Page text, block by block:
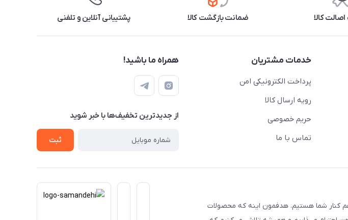
کالا ضمانت بازگشت کالا پشتیبانی آنلاین و تلفنی
خدمات مشتریان
پرداخت الکترونیکی امن
رویه ارسال کالا
حریم خصوصی
تماس با ما
همراه ما باشید!
از جدید‌ترین تخفیف‌ها با‌ خبر شوید
ثبت
هم کنار شما هستیم. هدفمون اینه که محصولات